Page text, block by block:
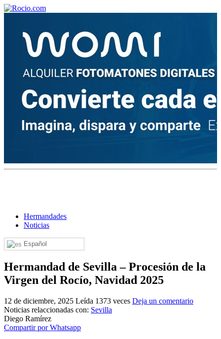
Hermandades
Noticias
Español
Hermandad de Sevilla – Procesión de la
Virgen del Rocío, Navidad 2025
12 de diciembre, 2025 Leída 1373 veces Deja un comentario
Noticias relaccionadas con: Sevilla
Diego Ramírez
Compartir por Whatsapp
¡Bienvenido! Soy el asistente virtual de rocio.com.
¿En qué puedo ayudarte?
¿Cuándo se construyó la primera ermita?
El traslado cada siete años
¿Cuales son los actos principales que se celebran en el
Quiero hacer el camino,¿que tengo que hacer?
En el Rocío, ¿dónde me alojo?